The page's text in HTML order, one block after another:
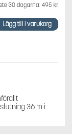
30 dagarna:495 kr
Lägg till i varukorg
36 m i